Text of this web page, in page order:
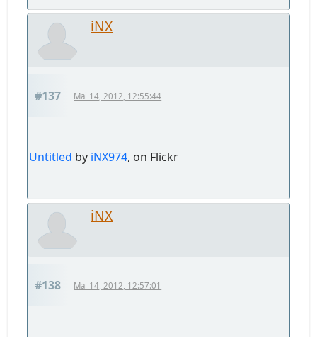
iNX
#137 Mai 14, 2012, 12:55:44
Untitled by iNX974, on Flickr
iNX
#138 Mai 14, 2012, 12:57:01